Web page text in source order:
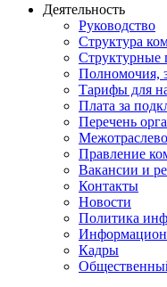
Деятельность
Руководство
Структура
Структурные
Полномочия,
Тарифы для
Плата за
Перечень
Правление
Вакансии и
Контакты
Новости
Политика
Кадры